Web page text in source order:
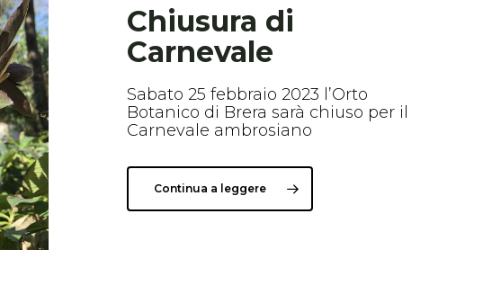
Chiusura di
Carnevale
Sabato 25 febbraio 2023 l’Orto
Botanico di Brera sarà chiuso per il
Carnevale ambrosiano
Continua a leggere